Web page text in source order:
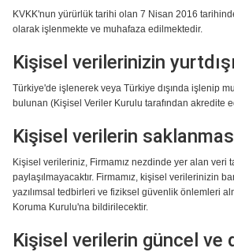
KVKK'nun yürürlük tarihi olan 7 Nisan 2016
olarak işlenmekte ve muhafaza edilmektedir.
Kişisel verilerinizin
Türkiye'de işlenerek veya Türkiye dışında işlenip
bulunan (Kişisel Veriler Kurulu tarafından akredite
Kişisel verilerin
Kişisel verileriniz, Firmamız nezdinde yer alan
paylaşılmayacaktır. Firmamız, kişisel verilerinizin
yazılımsal tedbirleri ve fiziksel güvenlik önlemleri
Koruma Kurulu'na bildirilecektir.
Kişisel verilerin güncel ve